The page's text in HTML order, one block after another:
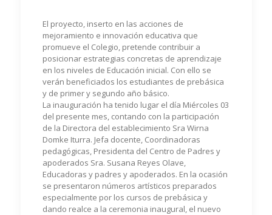
El proyecto, inserto en las acciones de
mejoramiento e innovación educativa que
promueve el Colegio, pretende contribuir a
posicionar estrategias concretas de aprendizaje
en los niveles de Educación inicial. Con ello se
verán beneficiados los estudiantes de prebásica
y de primer y segundo año básico.
La inauguración ha tenido lugar el día Miércoles 03
del presente mes, contando con la participación
de la Directora del establecimiento Sra Wirna
Domke Iturra. Jefa docente, Coordinadoras
pedagógicas, Presidenta del Centro de Padres y
apoderados Sra. Susana Reyes Olave,
Educadoras y padres y apoderados. En la ocasión
se presentaron números artísticos preparados
especialmente por los cursos de prebásica y
dando realce a la ceremonia inaugural, el nuevo